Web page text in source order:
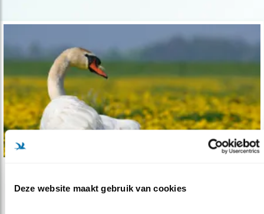
Deze website maakt gebruik van cookies